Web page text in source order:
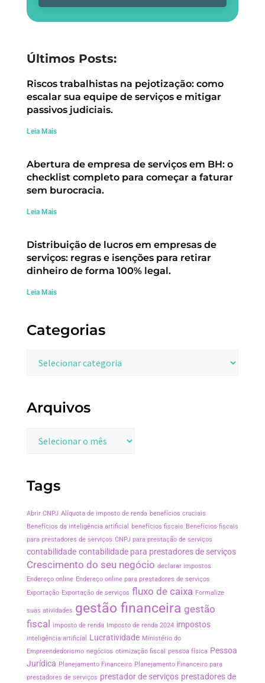
Últimos Posts:
Riscos trabalhistas na pejotização: como
escalar sua equipe de serviços e mitigar
passivos judiciais.
Leia Mais
Abertura de empresa de serviços em BH: o
checklist completo para começar a faturar
sem burocracia.
Leia Mais
Distribuição de lucros em empresas de
serviços: regras e isenções para retirar
dinheiro de forma 100% legal.
Leia Mais
Categorias
Arquivos
Tags
Abrir CNPJ Alíquota de imposto de renda benefícios cruciais
Benefícios da inteligência artificial
benefícios fiscais Benefícios fiscais
para prestadores de serviços CNPJ para prestação de serviços
contabilidade contabilidade para prestadores de serviços
Crescimento do seu negócio declarar impostos
Endereço online Endereço online para prestadores de serviços
Exportação Exportação de serviços fluxo de caixa Formalize
suas atividades gestão financeira gestão
fiscal
imposto de renda Imposto de renda 2024 impostos
inteligência artificial Lucratividade Ministério do
Empreendedorismo negócios otimização fiscal pessoa física Pessoa
Jurídica Planejamento Financeiro Planejamento Financeiro para
prestadores de serviços prestador de serviços prestadores de